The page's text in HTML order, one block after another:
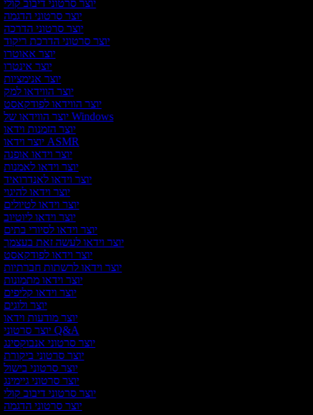
יוצר סרטוני דיבוב קולי
יוצר סרטוני הדגמה
יוצר סרטוני הדרכה
יוצר סרטוני הדרכת ריקוד
יוצר אאוטרו
יוצר אינטרו
יוצר אנימציות
יוצר הווידאו למק
יוצר הווידאו לפודקאסט
יוצר הווידאו של Windows
יוצר הזמנות וידאו
יוצר וידאו ASMR
יוצר וידאו אופנה
יוצר וידאו לאמנות
יוצר וידאו לאנדרואיד
יוצר וידאו להיגוי
יוצר וידאו לטיולים
יוצר וידאו ליוטיוב
יוצר וידאו לסיורי בתים
יוצר וידאו לעשה זאת בעצמך
יוצר וידאו לפודקאסט
יוצר וידאו לרשתות חברתיות
יוצר וידאו מתמונות
יוצר וידאו קליפים
יוצר ולוגים
יוצר מודעות וידאו
יוצר סרטוני Q&A
יוצר סרטוני אנבוקסינג
יוצר סרטוני ביקורת
יוצר סרטוני בישול
יוצר סרטוני גיימינג
יוצר סרטוני דיבוב קולי
יוצר סרטוני הדגמה